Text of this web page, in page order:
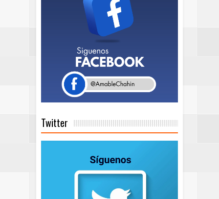
Twitter